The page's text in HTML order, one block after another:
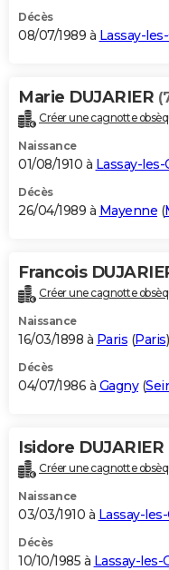
Décès
08/07/1989 à Lassay-
Marie DUJARIER
Créer une cagnotte
Naissance
01/08/1910 à Lassay-les-
Décès
26/04/1989 à Mayenne (
Francois
Créer une cagnotte
Naissance
16/03/1898 à Paris (Paris)
Décès
04/07/1986 à Gagny(
Isidore DUJARIER
Créer une cagnotte
Naissance
03/03/1910 à Lassay-
Décès
10/10/1985 à Lassay-les-